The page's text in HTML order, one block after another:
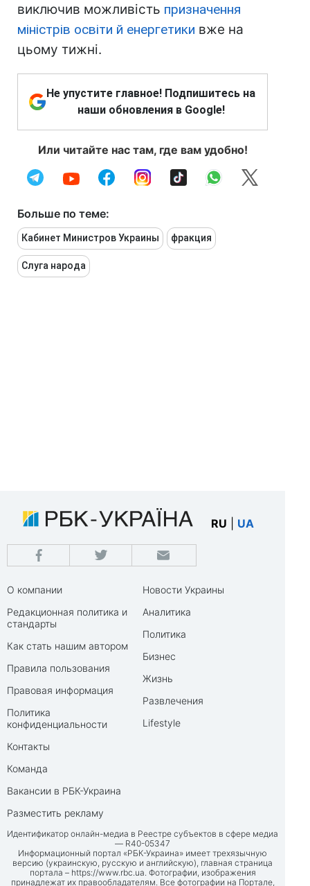
виключив можливість призначення
міністрів освіти й енергетики вже на
цьому тижні.
Не упустите главное! Подпишитесь на
наши обновления в Google!
Или читайте нас там, где вам удобно!
Больше по теме:
Кабинет Министров Украины фракция
Слуга народа
RU UA
О компании
Редакционная политика и
стандарты
Как стать нашим автором
Правила пользования
Правовая информация
Политика
конфиденциальности
Контакты
Команда
Вакансии в РБК-Украина
Разместить рекламу
Новости Украины
Аналитика
Политика
Бизнес
Жизнь
Развлечения
Lifestyle
Идентификатор онлайн-медиа в Реестре субъектов в сфере медиа
— R40-05347
Информационный портал «РБК-Украина» имеет трехязычную
версию (украинскую, русскую и английскую), главная страница
портала – https://www.rbc.ua. Фотографии, изображения
принадлежат их правообладателям. Все фотографии на Портале,